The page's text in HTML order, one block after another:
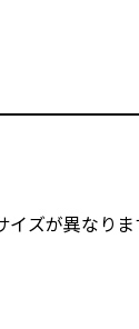
ズが異なりま